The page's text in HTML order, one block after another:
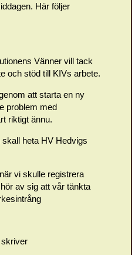
Här följer
Vänner vill tack
och stöd till KIVs arbete.
att starta en ny
problem med
riktigt ännu.
heta HV Hedvigs
vi skulle registrera
av sig att vår tänkta
skriver